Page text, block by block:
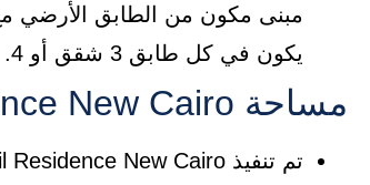
مبنى مكون من الطابق الأرضي مع 6 طوابق
يكون في كل طابق 3 شقق أو 4.
مساحة Lusail Residence New Cairo